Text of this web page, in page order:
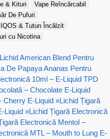
& Kituri
Vape Reîncărcabil
De Pufuri
IQOS & Tutun Încălzit
cu Nicotina
Lichid American Blend Pentru
De Papaya Ananas Pentru
10ml – E-Liquid TPD
– Chocolate E-Liquid
Cherry E-Liquid »Lichid Țigară
Liquid »Lichid Țigară Electronică
Electronică Mentol –
MTL – Mouth to Lung E-